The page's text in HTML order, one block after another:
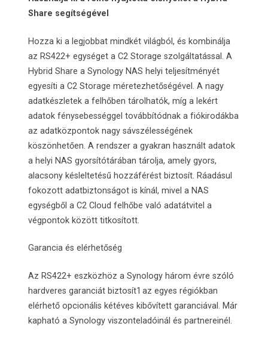
Share segítségével
Hozza ki a legjobbat mindkét világból, és kombinálja
az RS422+ egységet a C2 Storage szolgáltatással. A
Hybrid Share a Synology NAS helyi teljesítményét
egyesíti a C2 Storage méretezhetőségével. A nagy
adatkészletek a felhőben tárolhatók, míg a lekért
adatok fénysebességgel továbbítódnak a fiókirodákba
az adatközpontok nagy sávszélességének
köszönhetően. A rendszer a gyakran használt adatok
a helyi NAS gyorsítótárában tárolja, amely gyors,
alacsony késleltetésű hozzáférést biztosít. Ráadásul
fokozott adatbiztonságot is kínál, mivel a NAS
egységből a C2 Cloud felhőbe való adatátvitel a
végpontok között titkosított.
Garancia és elérhetőség
Az RS422+ eszközhöz a Synology három évre szóló
hardveres garanciát biztosít1 az egyes régiókban
elérhető opcionális kétéves kibővített garanciával. Már
kapható a Synology viszonteladóinál és partnereinél.